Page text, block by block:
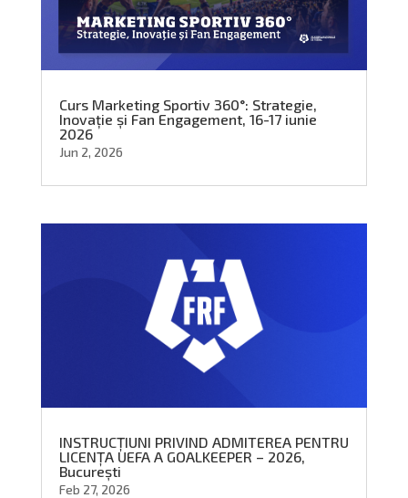
Curs Marketing Sportiv 360°: Strategie,
Inovație și Fan Engagement, 16-17 iunie
2026
Jun 2, 2026
INSTRUCȚIUNI PRIVIND ADMITEREA PENTRU
LICENȚA UEFA A GOALKEEPER – 2026,
București
Feb 27, 2026